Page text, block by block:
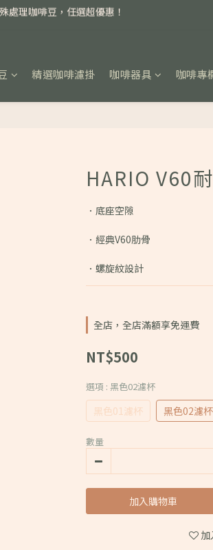
處理咖啡豆，任選超優惠！
精選咖啡濾掛 咖啡器具 咖啡專
HARIO V60
．底座空隙
．經典V60肋骨
．螺旋紋設計
全店，全店滿額享免運費
NT$500
選項 : 黑色02濾杯
黑色01濾杯 黑色02濾杯
數量
加入購物車